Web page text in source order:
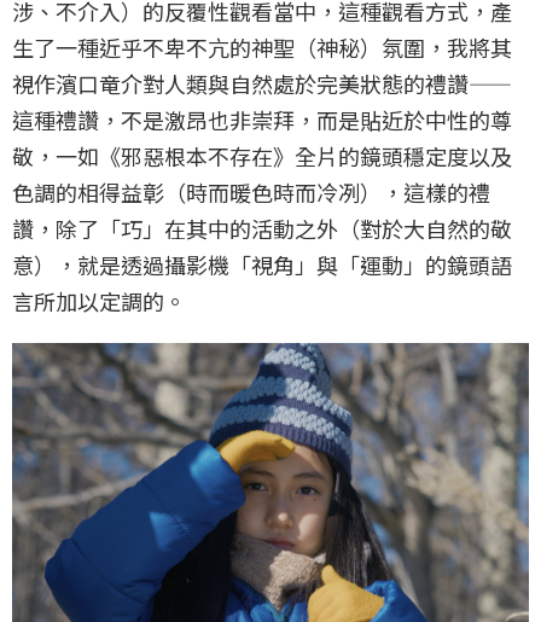
涉、不介入）的反覆性觀看當中，這種觀看方式，產
生了一種近乎不卑不亢的神聖（神秘）氛圍，我將其
視作濱口竜介對人類與自然處於完美狀態的禮讚——
這種禮讚，不是激昂也非崇拜，而是貼近於中性的尊
敬，一如《邪惡根本不存在》全片的鏡頭穩定度以及
色調的相得益彰（時而暖色時而冷冽），這樣的禮
讚，除了「巧」在其中的活動之外（對於大自然的敬
意），就是透過攝影機「視角」與「運動」的鏡頭語
言所加以定調的。